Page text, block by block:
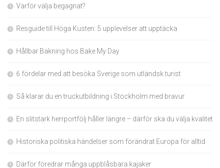
Varför välja begagnat?
Resguide till Höga Kusten: 5 upplevelser att upptäcka
Hållbar Bakning hos Bake My Day
6 fördelar med att besöka Sverige som utländsk turist
Så klarar du en truckutbildning i Stockholm med bravur
En slitstark herrportfölj håller längre – därför ska du välja kvalitet
Historiska politiska händelser som förändrat Europa för alltid
Därför föredrar många uppblåsbara kajaker